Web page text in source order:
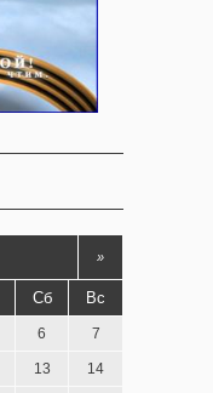
»
Сб Вс
6 7
13 14